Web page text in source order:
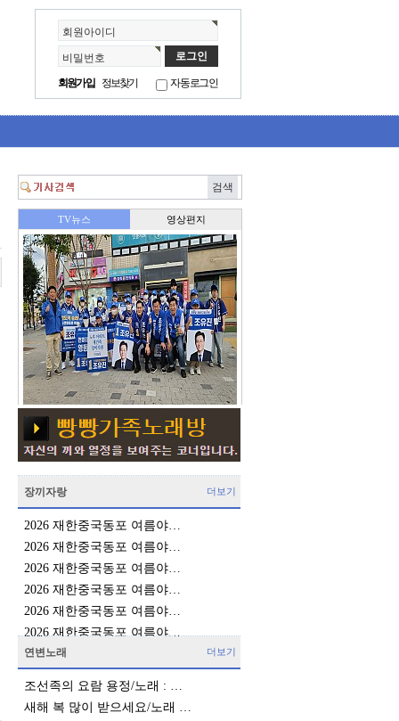
회원아이디
비밀번호
회원가입
정보찾기 자동로그인
장끼자랑
2026 재한중국동포 여름야…
2026 재한중국동포 여름야…
2026 재한중국동포 여름야…
2026 재한중국동포 여름야…
2026 재한중국동포 여름야…
2026 재한중국동포 여름야…
더보기
연변노래
조선족의 요람 용정/노래 : …
새해 복 많이 받으세요/노래 …
더보기